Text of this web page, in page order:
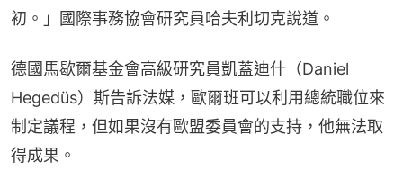
初。」國際事務協會研究員哈夫利切克說道。
德國馬歇爾基金會高級研究員凱蓋迪什（Daniel
Hegedüs）斯告訴法媒，歐爾班可以利用總統職位來
制定議程，但如果沒有歐盟委員會的支持，他無法取
得成果。